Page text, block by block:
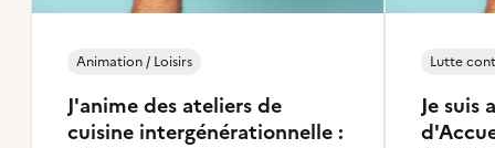
J'anime des ateliers de
cuisine intergénérationnelle :
Animation / Loisirs
Je suis
Lutte